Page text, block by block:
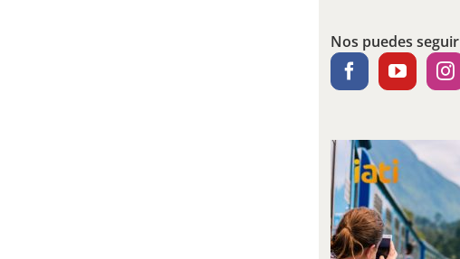
Nos puedes seguir